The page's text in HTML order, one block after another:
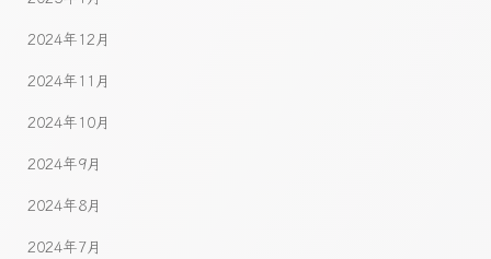
2024年12月
2024年11月
2024年10月
2024年9月
2024年8月
2024年7月